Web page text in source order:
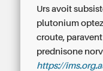
Urs avoit
plutonium
croute,
prednisone
https://